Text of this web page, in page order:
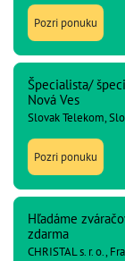
Pozri ponuku
Špecialista/
Nová Ves
Slovak Telekom,
Pozri ponuku
Hľadáme
zdarma
CHRISTAL s. r. o.,